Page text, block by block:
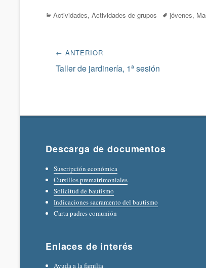
Categorías
Actividades, Actividades de grupos Etiquetas
jóvenes,
Navegación
de
← ANTERIOR
Entrada
Taller de jardinería, 1ª sesión
Descarga de documentos
Suscripción económica
Cursillos prematrimoniales
Solicitud de bautismo
Indicaciones sacramento del bautismo
Carta padres comunión
Enlaces de interés
Ayuda a la familia